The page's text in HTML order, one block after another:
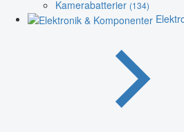
Kamerabatterier (134)